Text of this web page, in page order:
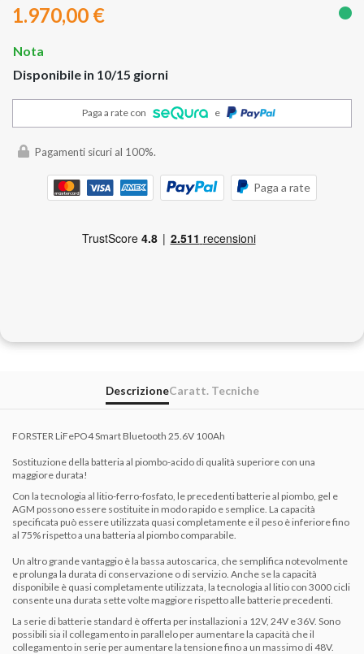
1.970,00 €
Nota
Disponibile in 10/15 giorni
Paga a rate con e
Pagamenti sicuri al 100%.
Paga a rate
DescrizioneCaratt. Tecniche
FORSTER LiFePO4 Smart Bluetooth 25.6V 100Ah
Sostituzione della batteria al piombo-acido di qualità superiore con una
maggiore durata!
Con la tecnologia al litio-ferro-fosfato, le precedenti batterie al piombo, gel e
AGM possono essere sostituite in modo rapido e semplice. La capacità
specificata può essere utilizzata quasi completamente e il peso è inferiore fino
al 75% rispetto a una batteria al piombo comparabile.
Un altro grande vantaggio è la bassa autoscarica, che semplifica notevolmente
e prolunga la durata di conservazione o di servizio. Anche se la capacità
disponibile è quasi completamente utilizzata, la tecnologia al litio con 3000 cicli
consente una durata sette volte maggiore rispetto alle batterie precedenti.
La serie di batterie standard è offerta per installazioni a 12V, 24V e 36V. Sono
possibili sia il collegamento in parallelo per aumentare la capacità che il
collegamento in serie per aumentare la tensione fino a un massimo di 48V.